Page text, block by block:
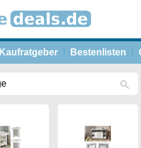
Kaufratgeber Bestenlisten